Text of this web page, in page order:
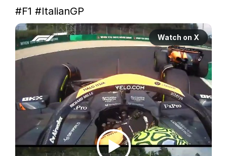
#F1 #ItalianGP
Watch on X